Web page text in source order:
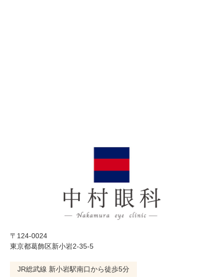
〒124-0024
東京都葛飾区新小岩2-35-5
JR総武線 新小岩駅南口から徒歩5分